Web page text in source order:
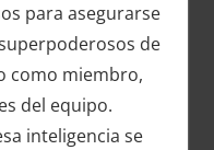
para asegurarse
de
como miembro,
del equipo.
inteligencia se